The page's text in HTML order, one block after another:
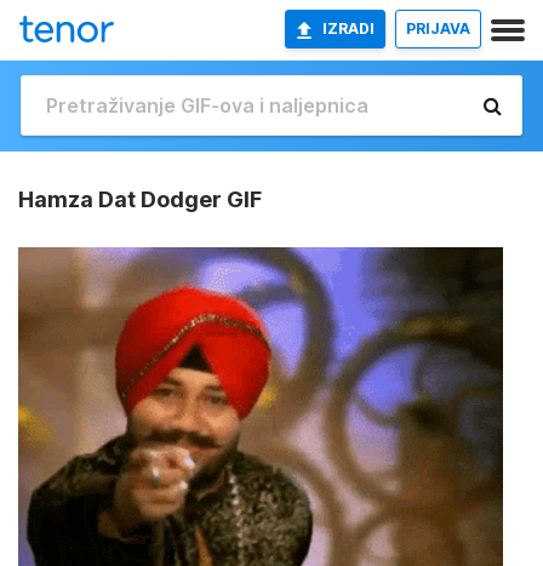
IZRADI PRIJAVA
Hamza Dat Dodger GIF